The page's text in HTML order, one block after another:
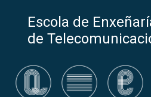
Escola de
de